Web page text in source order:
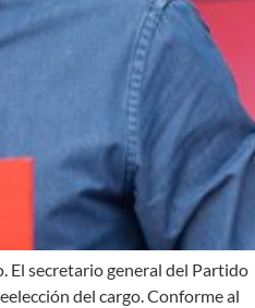
El secretario general del Partido
del cargo. Conforme al